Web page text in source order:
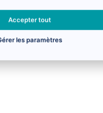
Accepter tout
les paramètres